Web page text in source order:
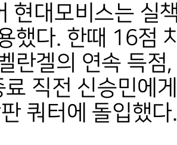
현대모비스는 실
했다. 한때 16점
란겔의 연속 득
료 직전 신승민에
쿼터에 돌입했다.